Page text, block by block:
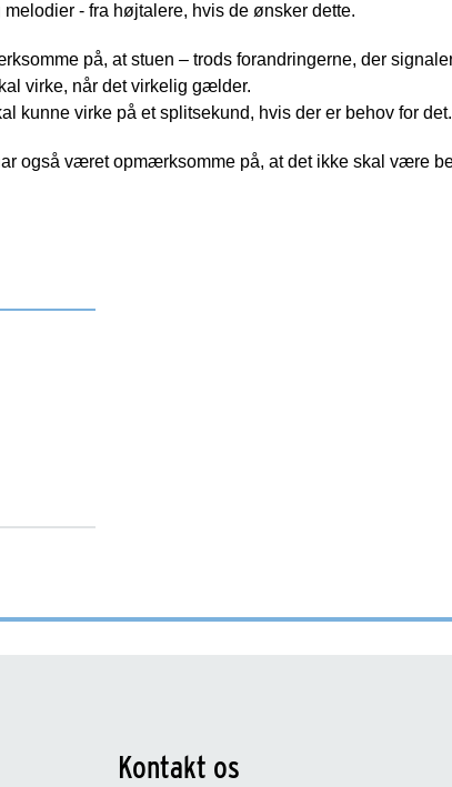
- fra højtalere, hvis de ønsker dette.
på, at stuen – trods forandringerne, der
virke, når det virkelig gælder.
kunne virke på et splitsekund, hvis der er behov for det.
også været opmærksomme på, at det ikke skal være
Kontakt os